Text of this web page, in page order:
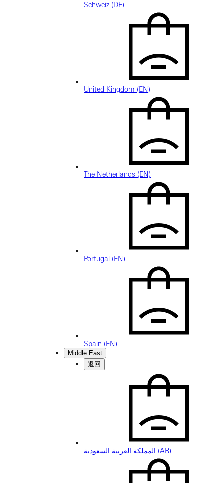
Schweiz (DE)
United Kingdom (EN)
The Netherlands (EN)
Portugal (EN)
Spain (EN)
Middle East
返回
المملكة العربية السعودية (AR)